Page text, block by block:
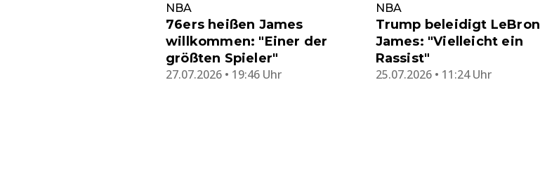
NBA
76ers heißen James
willkommen: "Einer der
größten Spieler"
27.07.2026 • 19:46 Uhr
NBA
Trump beleidigt LeBron
James: "Vielleicht ein
Rassist"
25.07.2026 • 11:24 Uhr